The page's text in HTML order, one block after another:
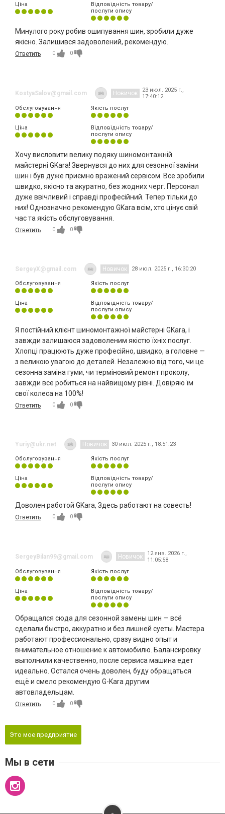
Ціна
Відповідність товару/
послуги опису
Минулого року робив ошипування шин, зробили дуже
якісно. Залишився задоволений, рекомендую.
Ответить 0 0
KostyaSalov@gmail.com Новичок
23 июл. 2025 г.,
17:40:12
Обслуговування
Якість послуг
Ціна
Відповідність товару/
послуги опису
Хочу висловити велику подяку шиномонтажній
майстерні GKara! Звернувся до них для сезонної заміни
шин і був дуже приємно вражений сервісом. Все зробили
швидко, якісно та акуратно, без жодних черг. Персонал
дуже ввічливий і справді професійний. Тепер тільки до
них! Однозначно рекомендую GKara всім, хто цінує свій
час та якість обслуговування.
Ответить 0 0
SergeyХ@gmail.com Новичок 28 июл. 2025 г., 16:30:20
Обслуговування Якість послуг
Ціна
Відповідність товару/
послуги опису
Я постійний клієнт шиномонтажної майстерні GKara, і
завжди залишаюся задоволеним якістю їхніх послуг.
Хлопці працюють дуже професійно, швидко, а головне —
з великою увагою до деталей. Незалежно від того, чи це
сезонна заміна гуми, чи терміновий ремонт проколу,
завжди все робиться на найвищому рівні. Довіряю їм
свої колеса на 100%!
Ответить 0 0
Yuriy@ukr.net Новичок 30 июл. 2025 г., 18:51:23
Обслуговування Якість послуг
Ціна
Відповідність товару/
послуги опису
Доволен работой GKara, Здесь работают на совесть!
Ответить 0 0
SergeyBilan99@gmail.com Новичок
12 янв. 2026 г.,
11:05:58
Обслуговування
Якість послуг
Ціна
Відповідність товару/
послуги опису
Обращался сюда для сезонной замены шин — всё
сделали быстро, аккуратно и без лишней суеты. Мастера
работают профессионально, сразу видно опыт и
внимательное отношение к автомобилю. Балансировку
выполнили качественно, после сервиса машина едет
идеально. Остался очень доволен, буду обращаться
ещё и смело рекомендую G-Kara другим
автовладельцам.
Ответить 0 0
Это мое предприятие
Мы в сети